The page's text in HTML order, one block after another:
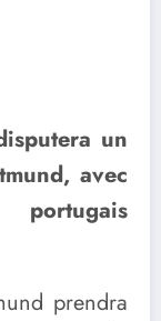
un
avec
prendra